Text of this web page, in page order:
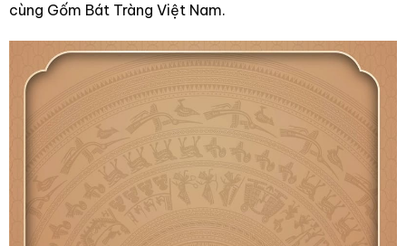
cùng Gốm Bát Tràng Việt Nam.